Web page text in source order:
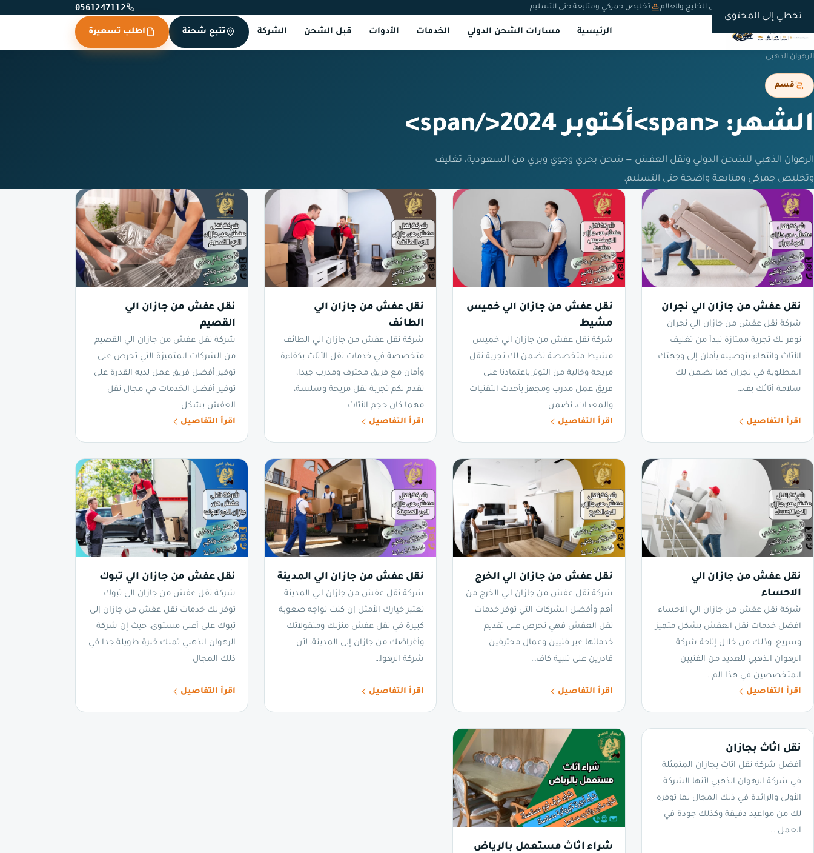
تخطي إلى المحتوى
شحن دولي من السعودية إلى الخليج والعالم تخليص جمركي ومتابعة حتى التسليم 0561247112
الرئيسية مسارات الشحن الدولي الخدمات الأدوات قبل الشحن الشركة تتبع شحنة اطلب تسعيرة
الرهوان الذهبي
قسم
الشهر: <span>أكتوبر 2024</span>
الرهوان الذهبي للشحن الدولي ونقل العفش — شحن بحري وجوي وبري من السعودية، تغليف
وتخليص جمركي ومتابعة واضحة حتى التسليم.
نقل عفش من جازان الي نجران
شركة نقل عفش من جازان الي نجران
نوفر لك تجربة ممتازة تبدأ من تغليف
الأثاث وانتهاء بتوصيله بأمان إلى وجهتك
المطلوبة في نجران كما نضمن لك
سلامة أثاثك بف…
اقرأ التفاصيل
نقل عفش من جازان الي خميس
مشيط
شركة نقل عفش من جازان الي خميس
مشيط متخصصة نضمن لك تجربة نقل
مريحة وخالية من التوتر باعتمادنا على
فريق عمل مدرب ومجهز بأحدث التقنيات
والمعدات، نضمن
اقرأ التفاصيل
نقل عفش من جازان الي
الطائف
شركة نقل عفش من جازان الي الطائف
متخصصة في خدمات نقل الأثاث بكفاءة
وأمان مع فريق محترف ومدرب جيدا،
نقدم لكم تجربة نقل مريحة وسلسة،
مهما كان حجم الأثاث
اقرأ التفاصيل
نقل عفش من جازان الي
القصيم
شركة نقل عفش من جازان الي القصيم
من الشركات المتميزة التي تحرص على
توفير أفضل فريق عمل لديه القدرة على
توفير أفضل الخدمات في مجال نقل
العفش بشكل
اقرأ التفاصيل
نقل عفش من جازان الي
الاحساء
شركة نقل عفش من جازان الي الاحساء
افضل خدمات نقل العفش بشكل متميز
وسريع، وذلك من خلال إتاحة شركة
الرهوان الذهبي للعديد من الفنيين
المتخصصين في هذا الم…
اقرأ التفاصيل
نقل عفش من جازان الي الخرج
شركة نقل عفش من جازان الي الخرج من
أهم وأفضل الشركات التي توفر خدمات
نقل العفش فهي تحرص على تقديم
خدماتها عبر فنيين وعمال محترفين
قادرين على تلبية كاف…
اقرأ التفاصيل
نقل عفش من جازان الي المدينة
شركة نقل عفش من جازان الي المدينة
تعتبر خيارك الأمثل إن كنت تواجه صعوبة
كبيرة في نقل عفش منزلك ومنقولاتك
وأغراضك من جازان إلى المدينة، لأن
شركة الرهوا…
اقرأ التفاصيل
نقل عفش من جازان الي تبوك
شركة نقل عفش من جازان الي تبوك
توفر لك خدمات نقل عفش من جازان إلى
تبوك على أعلى مستوى، حيث إن شركة
الرهوان الذهبي تملك خبرة طويلة جدا في
ذلك المجال
اقرأ التفاصيل
نقل اثاث بجازان
أفضل شركة نقل اثاث بجازان المتمثلة
في شركة الرهوان الذهبي لأنها الشركة
الأولى والرائدة في ذلك المجال لما توفره
لك من مواعيد دقيقة وكذلك جودة في
العمل …
شراء اثاث مستعمل بالرياض